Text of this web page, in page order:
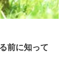
前に知って